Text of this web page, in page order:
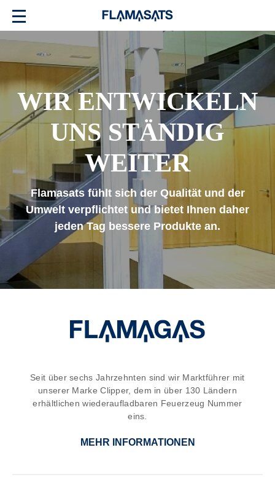
WIR ENTWICKELN
UNS STÄNDIG
WEITER
Flamasats fühlt sich der Qualität und der
Umwelt verpflichtet und bietet Ihnen daher
jeden Tag bessere Produkte an.
Seit über sechs Jahrzehnten sind wir Marktführer mit
unserer Marke Clipper, dem in über 130 Ländern
erhältlichen wiederaufladbaren Feuerzeug Nummer
eins.
MEHR INFORMATIONEN